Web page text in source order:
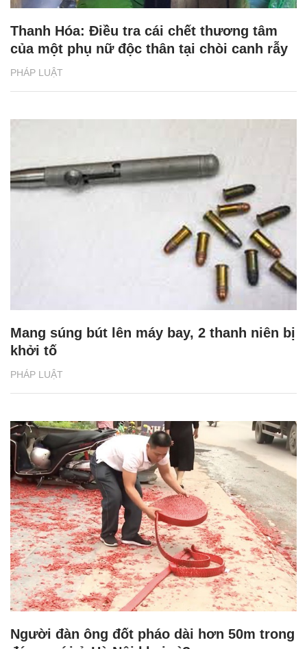
PHÁP LUẬT
Thanh Hóa: Điều tra cái chết thương tâm
của một phụ nữ độc thân tại chòi canh rẫy
PHÁP LUẬT
Mang súng bút lên máy bay, 2 thanh niên bị
khởi tố
Người đàn ông đốt pháo dài hơn 50m trong